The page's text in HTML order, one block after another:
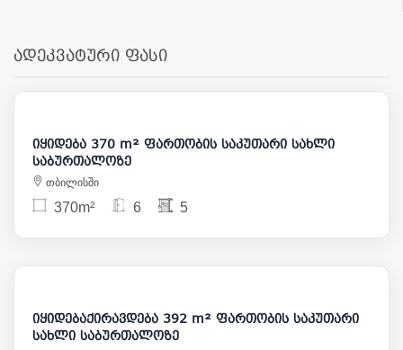
ადეკვატური ფასი
1 400 000
იყიდება 370 m² ფართობის საკუთარი სახლი
საბურთალოზე
თბილისში
370m² 6 5
475 000
იყიდებაქირავდება 392 m² ფართობის საკუთარი
სახლი საბურთალოზე